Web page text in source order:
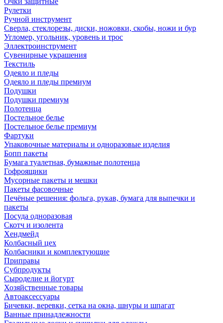
Рулетки
Ручной инструмент
Сверла, стеклорезы, диски, ножовки, скобы, ножи и бур
Угломер, угольник, уровень и трос
Эллектроинструмент
Сувенирные украшения
Текстиль
Одеяло и пледы
Одеяло и пледы премиум
Подушки
Подушки премиум
Полотенца
Постельное белье
Постельное белье премиум
Фартуки
Упаковочные материалы и одноразовые изделия
Бопп пакеты
Бумага туалетная, бумажные полотенца
Гофроящики
Мусорные пакеты и мешки
Пакеты фасовочные
Печёные решения: фольга, рукав, бумага для выпечки и
пакеты
Посуда одноразовая
Скотч и изолента
Хендмейд
Колбасный цех
Колбасники и комплектующие
Приправы
Субпродукты
Сыроделие и йогурт
Хозяйственные товары
Автоаксессуары
Бичевки, веревки, сетка на окна, шнуры и шпагат
Ванные принадлежности